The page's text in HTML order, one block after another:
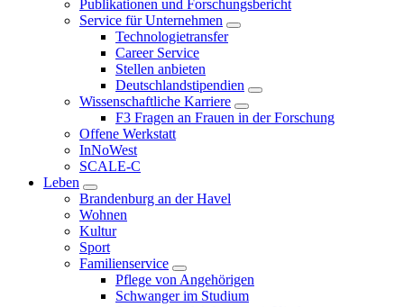
Publikationen und Forschungsbericht
Service für Unternehmen
Technologietransfer
Career Service
Stellen anbieten
Deutschlandstipendien
Wissenschaftliche Karriere
F3 Fragen an Frauen in der Forschung
Offene Werkstatt
InNoWest
SCALE-C
Leben
Brandenburg an der Havel
Wohnen
Kultur
Sport
Familienservice
Pflege von Angehörigen
Schwanger im Studium